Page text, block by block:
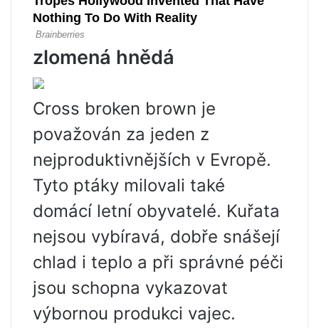
zlomená hnědá
Cross broken brown je
považován za jeden z
nejproduktivnějších v Evropě.
Tyto ptáky milovali také
domácí letní obyvatelé. Kuřata
nejsou vybíravá, dobře snášejí
chlad i teplo a při správné péči
jsou schopna vykazovat
výbornou produkci vajec.